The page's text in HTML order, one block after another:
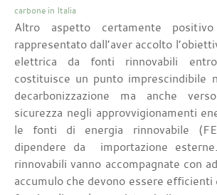
carbone in Italia
Altro aspetto certamente
rappresentato dall’aver accolto
elettrica da fonti rinnovabili
costituisce un punto imprescindibile
decarbonizzazione ma anche
sicurezza negli approvvigionamenti
le fonti di energia rinnovabile
dipendere da importazione
rinnovabili vanno accompagnate con
accumulo che devono essere efficienti